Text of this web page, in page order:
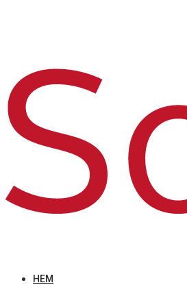
HEM